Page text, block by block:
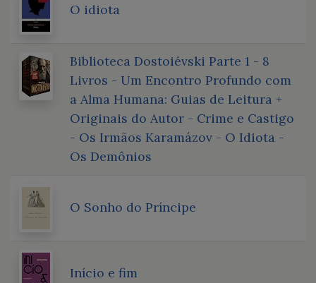
O idiota
Biblioteca Dostoiévski Parte 1 - 8
Livros - Um Encontro Profundo com
a Alma Humana: Guias de Leitura +
Originais do Autor - Crime e Castigo
- Os Irmãos Karamázov - O Idiota -
Os Demônios
O Sonho do Príncipe
Início e fim